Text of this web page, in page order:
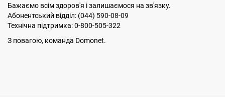
Бажаємо всім здоров'я і залишаємося на зв'язку.
Абонентський відділ: (044) 590-08-09
Технічна підтримка: 0-800-505-322
З повагою, команда Domonet.